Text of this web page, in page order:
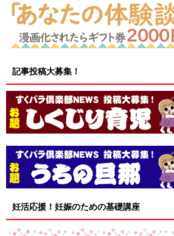
記事投稿大募集！
妊活応援！妊娠のための基礎講座